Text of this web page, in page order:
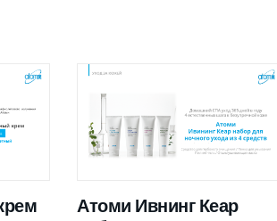
Атоми Ивнинг Кеар